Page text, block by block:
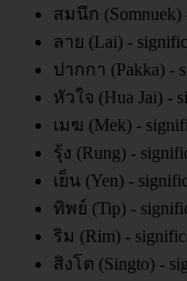
สมนึก (Somnuek)
ลาย (Lai) -
ปากกา (Pakka) -
หัวใจ (Hua Jai) -
เมฆ (Mek) -
รุ้ง (Rung) -
เย็น (Yen) -
ทิพย์ (Tip) -
ริม (Rim) -
สิงโต (Singto) -